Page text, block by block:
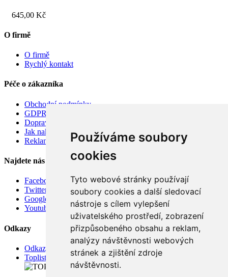
Používáme soubory
cookies
Tyto webové stránky používají
soubory cookies a další sledovací
nástroje s cílem vylepšení
uživatelského prostředí, zobrazení
přizpůsobeného obsahu a reklam,
analýzy návštěvnosti webových
stránek a zjištění zdroje
návštěvnosti.
645,00 Kč
O firmě
O firmě
Rychlý kontakt
Péče o zákazníka
Obchodní podmínky
GDPR
Doprava
Jak nakupovat
Reklamace
Najdete nás
Facebook
Twitter
Google
Youtube
Odkazy
Odkazy
Toplist